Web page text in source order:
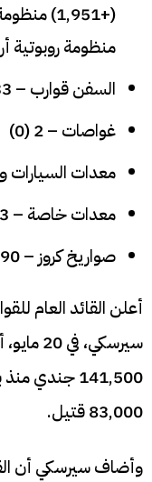
منظومة روبوتية
السفن قوارب – 33 (0)
غواصات – 2 (0)
معدات السيارات
معدات خاصة – 4,353 (+5)
صواريخ كروز – 4,790 (+3)
أعلن القائد العام
83,000 قتيل.
وأضاف سيرسكي أن